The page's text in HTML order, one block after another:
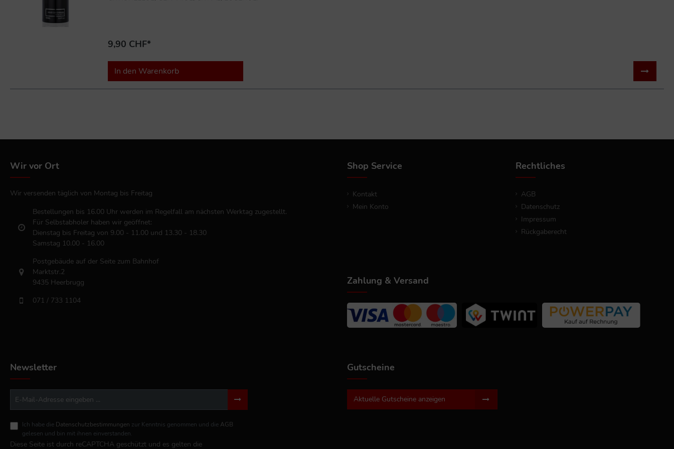
9,90 CHF*
In den Warenkorb
Wir vor Ort
Wir versenden täglich von Montag bis Freitag
Bestellungen bis 16.00 Uhr werden im Regelfall am nächsten Werktag zugestellt.
Für Selbstabholer haben wir geöffnet:
Dienstag bis Freitag von 9.00 - 11.00 und 13.30 - 18.30
Samstag 10.00 - 16.00
Postgebäude auf der Seite zum Bahnhof
Marktstr.2
9435 Heerbrugg
071 / 733 1104
Shop Service
Kontakt
Mein Konto
Rechtliches
AGB
Datenschutz
Impressum
Rückgaberecht
Zahlung & Versand
Newsletter
Ich habe die Datenschutzbestimmungen zur Kenntnis genommen und die AGB
gelesen und bin mit ihnen einverstanden.
Diese Seite ist durch reCAPTCHA geschützt und es gelten die
Gutscheine
Aktuelle Gutscheine anzeigen